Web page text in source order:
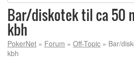
Bar/diskotek til ca 50
kbh
PokerNet » Forum » Off-Topic » Bar/
kbh